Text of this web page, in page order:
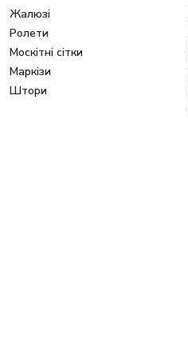
Жалюзі
Ролети
Москітні сітки
Маркізи
Штори